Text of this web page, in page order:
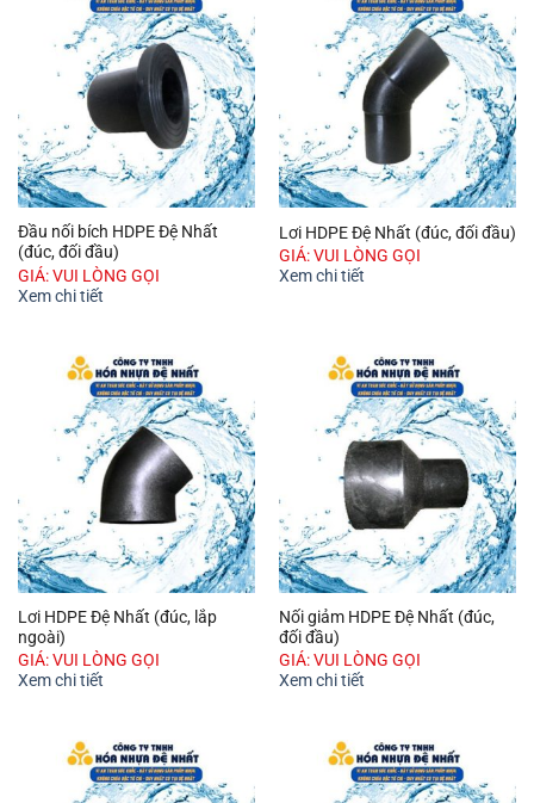
Đầu nối bích HDPE Đệ Nhất
(đúc, đối đầu)
GIÁ: VUI LÒNG GỌI
Xem chi tiết
Lơi HDPE Đệ Nhất (đúc, đối đầu)
GIÁ: VUI LÒNG GỌI
Xem chi tiết
Lơi HDPE Đệ Nhất (đúc, lắp
ngoài)
GIÁ: VUI LÒNG GỌI
Xem chi tiết
Nối giảm HDPE Đệ Nhất (đúc,
đối đầu)
GIÁ: VUI LÒNG GỌI
Xem chi tiết